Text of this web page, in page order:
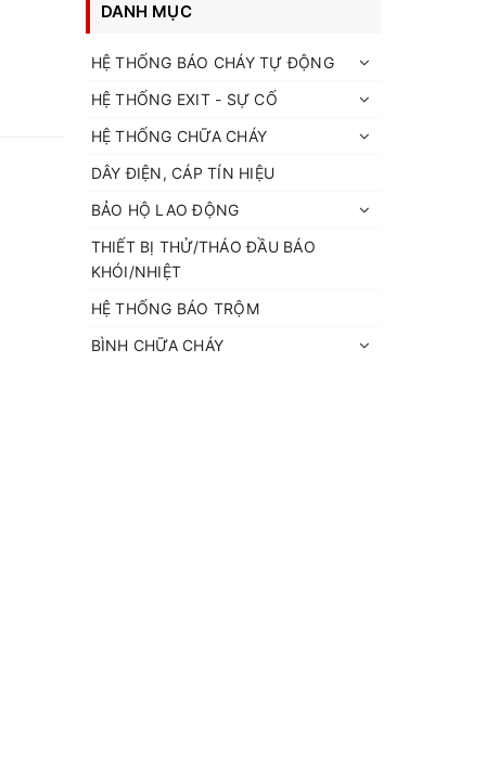
DANH MỤC
HỆ THỐNG BÁO CHÁY TỰ ĐỘNG
HỆ THỐNG EXIT - SỰ CỐ
HỆ THỐNG CHỮA CHÁY
DÂY ĐIỆN, CÁP TÍN HIỆU
BẢO HỘ LAO ĐỘNG
THIẾT BỊ THỬ/THÁO ĐẦU BÁO
KHÓI/NHIỆT
HỆ THỐNG BÁO TRỘM
BÌNH CHỮA CHÁY